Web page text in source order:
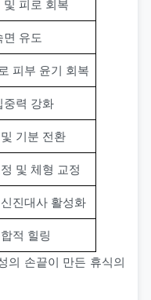
피로 회복
면 유도
피부 윤기 회복
중력 강화
기분 전환
및 체형 교정
진대사 활성화
적 힐링
의 손끝이 만든 휴식의